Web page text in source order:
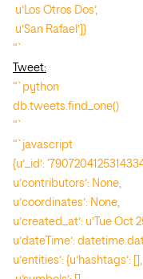
u’Los Otros Dos’,
u’San Rafael’]}
“`
Tweet:
“`python
db.tweets.find_one()
“`
“`javascript
{u’_id’:
u’contributors’: None,
u’coordinates’: None,
u’created_at’: u’Tue Oct
u’dateTime’:
u’entities’: {u’hashtags’: [],